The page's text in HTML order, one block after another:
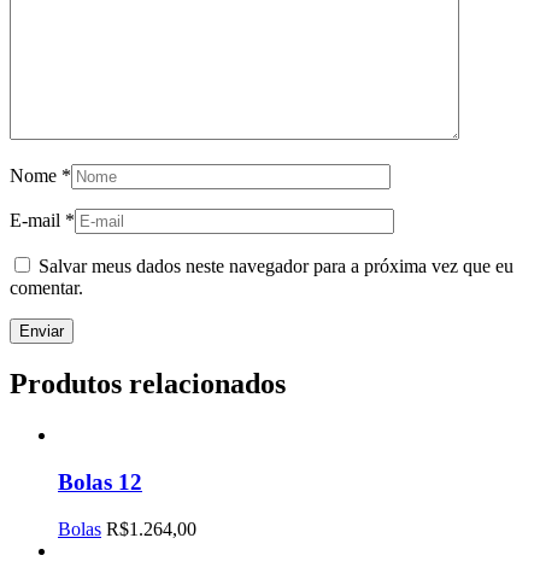
Nome *
E-mail *
Salvar meus dados neste navegador para a próxima vez que eu
comentar.
Produtos relacionados
Bolas 12
Bolas R$1.264,00